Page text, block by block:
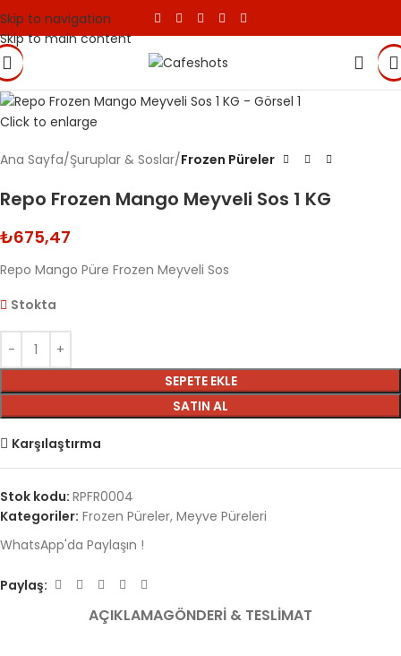
Skip to navigation
Skip to main content
Click to enlarge
Ana Sayfa Şuruplar & Soslar Frozen Püreler
Repo Frozen Mango Meyveli Sos 1 KG
₺675,47
Repo Mango Püre Frozen Meyveli Sos
Stokta
SEPETE EKLE
SATIN AL
Karşılaştırma
Stok kodu: RPFR0004
Kategoriler: Frozen Püreler, Meyve Püreleri
WhatsApp'da Paylaşın !
Paylaş:
AÇIKLAMAGÖNDERI & TESLIMAT